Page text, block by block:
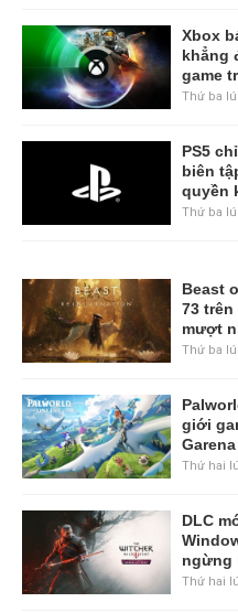
Xbox
khẳng
game
Thứ ba
PS5
biên
quyền
Thứ ba
Beast
73
mượt
Thứ ba
giới
Thứ hai
DLC
ngừng
Thứ hai